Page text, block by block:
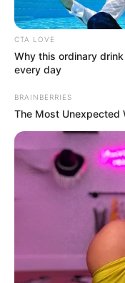
CTA LOVE
Why this ordinary
every day
BRAINBERRIES
The Most Unexpected